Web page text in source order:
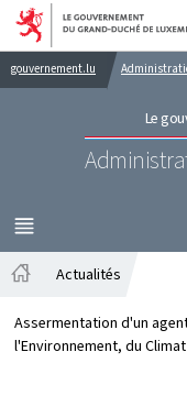
gouvernement.lu
Le
MENU
PRINCIPAL
Actualités
Assermentation d'un
l'Environnement, du